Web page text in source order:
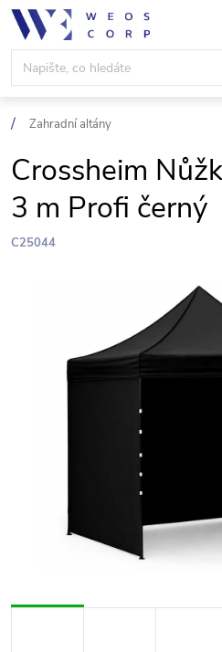
Přejít
obsah
Zahradní altány
Crossheim
3 m Profi černý
C25044